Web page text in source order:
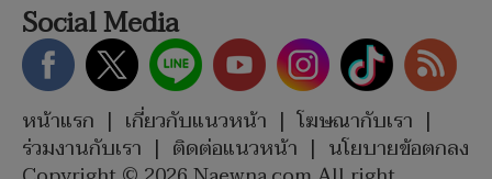
Social Media
หน้าแรก | เกี่ยวกับแนวหน้า | โฆษณากับเรา |
ร่วมงานกับเรา | ติดต่อแนวหน้า | นโยบายข้อตกลง